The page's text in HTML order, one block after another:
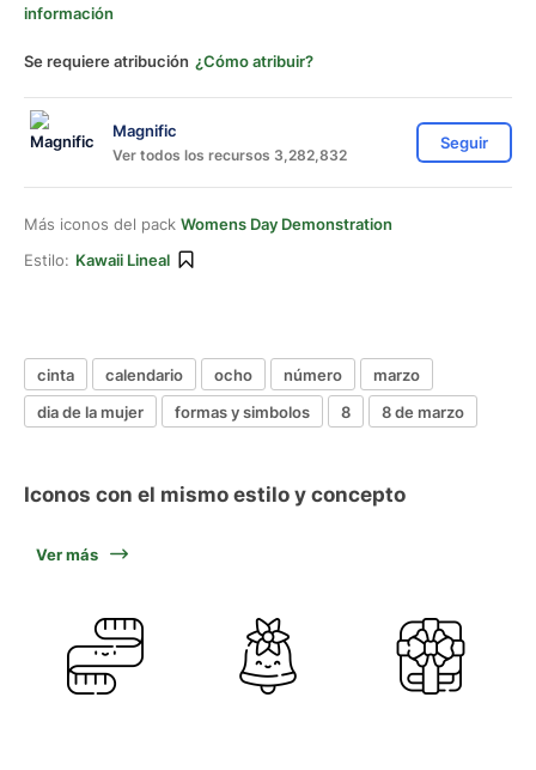
información
Se requiere atribución ¿Cómo atribuir?
Magnific
Ver todos los recursos 3,282,832
Seguir
Más iconos del pack Womens Day Demonstration
Estilo: Kawaii Lineal
cinta calendario ocho número
marzo
dia de la mujer
formas y simbolos 8 8 de marzo
Iconos con el mismo estilo y concepto
Ver más